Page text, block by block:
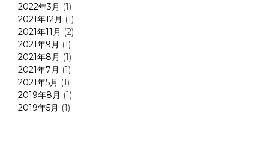
2022年3月 (1)
2021年12月 (1)
2021年11月 (2)
2021年9月 (1)
2021年8月 (1)
2021年7月 (1)
2021年5月 (1)
2019年8月 (1)
2019年5月 (1)